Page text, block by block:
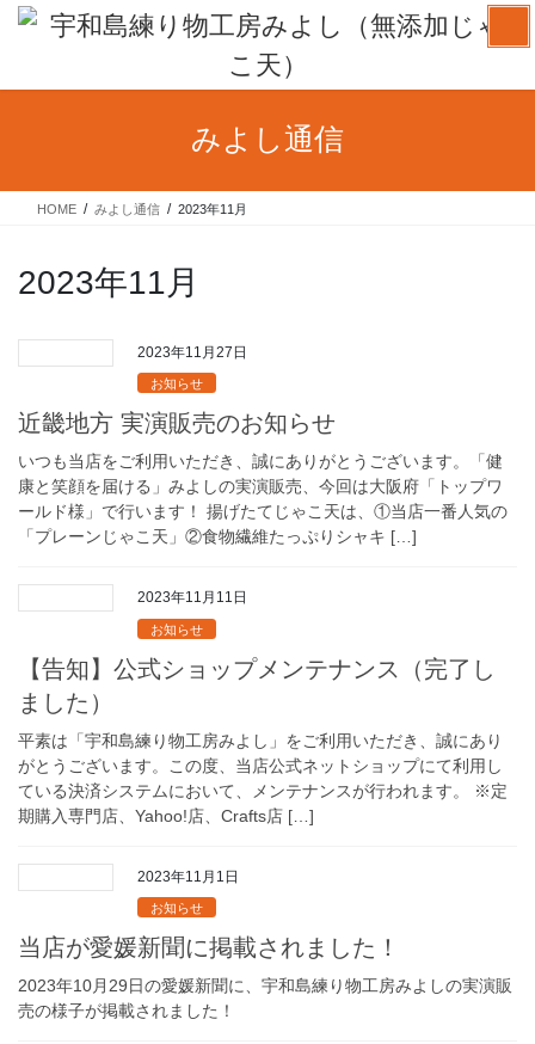
ン
ー
みよし通信
HOME みよし通信 2023年11月
2023年11月
2023年11月27日
お知らせ
近畿地方 実演販売のお知らせ
いつも当店をご利用いただき、誠にありがとうございます。「健
康と笑顔を届ける」みよしの実演販売、今回は大阪府「トップワ
ールド様」で行います！ 揚げたてじゃこ天は、①当店一番人気の
「プレーンじゃこ天」②食物繊維たっぷりシャキ […]
2023年11月11日
お知らせ
【告知】公式ショップメンテナンス（完了し
ました）
平素は「宇和島練り物工房みよし」をご利用いただき、誠にあり
がとうございます。この度、当店公式ネットショップにて利用し
ている決済システムにおいて、メンテナンスが行われます。 ※定
期購入専門店、Yahoo!店、Crafts店 […]
2023年11月1日
お知らせ
当店が愛媛新聞に掲載されました！
2023年10月29日の愛媛新聞に、宇和島練り物工房みよしの実演販
売の様子が掲載されました！